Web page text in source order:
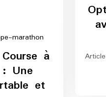
marathon
europe-
marathon
à
Une
et